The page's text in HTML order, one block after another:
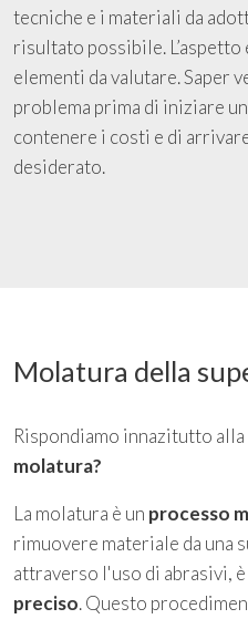
tecniche e i materiali da
risultato possibile.
elementi da valutare. Saper
problema prima di iniziare
contenere i costi e di
desiderato.
Molatura della
Rispondiamo innazitutto alla
molatura?
La molatura è un processo
rimuovere materiale da una
attraverso l'uso di abrasivi,
preciso. Questo